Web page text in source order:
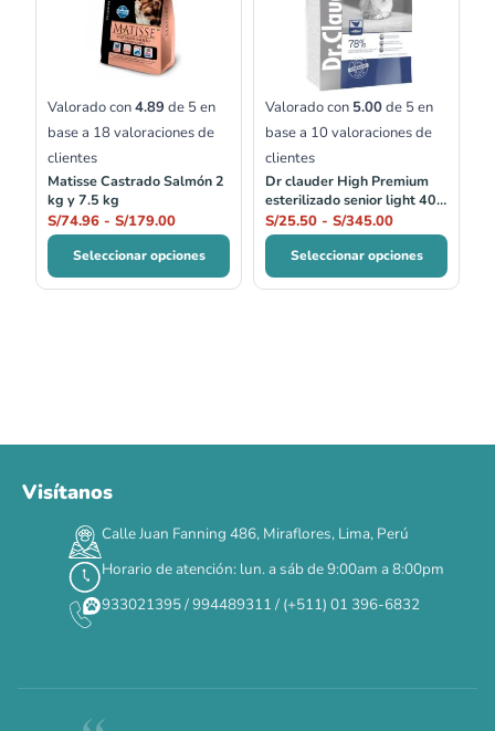
Valorado con4.89 de 5 en
base a 18valoraciones de
clientes
Matisse Castrado Salmón 2
kg y 7.5 kg
S/74.96 - S/179.00
S/179.00
Seleccionar opciones
Valorado con 5.00de 5 en
base a 10 valoraciones de
clientes
Dr clauder High Premium
esterilizado senior light 400
gr, 1.5 kg, 4 kg y 10 kg
S/25.50 - S/345.00
S/25.50
hasta
S/345.00
Seleccionar opciones
DÍAS HORAS MIN SEG
✕
Siempre fuimosraros.
Visítanos
Calle Juan Fanning 486, Miraflores, Lima, Perú
Horario de atención: lun. a sáb de 9:00am a 8:00pm
933021395 / 994489311 / (+511) 01 396-6832